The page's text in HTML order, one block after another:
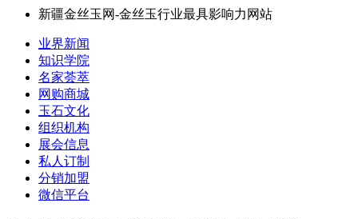
新疆金丝玉网-金丝玉行业最具影响力网站
业界新闻
知识学院
名家荟萃
网购商城
玉石文化
组织机构
展会信息
私人订制
分销加盟
微信平台